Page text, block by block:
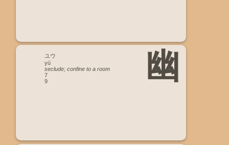
幽
ユウ
yū
seclude; confine to a room
7
9